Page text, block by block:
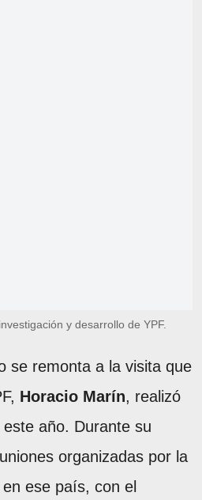
y desarrollo de YPF.
se remonta a la visita que
Horacio Marín, realizó
año. Durante su
organizadas por la
ese país, con el